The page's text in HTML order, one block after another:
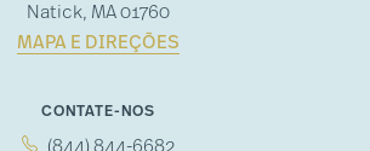
Natick, MA 01760
MAPA E DIREÇÕES
CONTATE-NOS